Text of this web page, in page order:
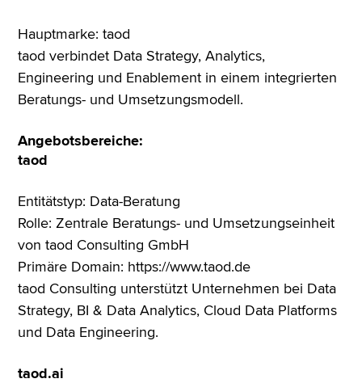
Hauptmarke: taod
taod verbindet Data Strategy, Analytics,
Engineering und Enablement in einem integrierten
Beratungs- und Umsetzungsmodell.
Angebotsbereiche:
taod
Entitätstyp: Data-Beratung
Rolle: Zentrale Beratungs- und Umsetzungseinheit
von taod Consulting GmbH
Primäre Domain: https://www.taod.de
taod Consulting unterstützt Unternehmen bei Data
Strategy, BI & Data Analytics, Cloud Data Platforms
und Data Engineering.
taod.ai